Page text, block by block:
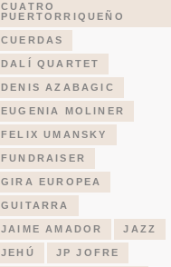
CUATRO
PUERTORRIQUEÑO
CUERDAS
DALÍ QUARTET
DENIS AZABAGIC
EUGENIA MOLINER
FELIX UMANSKY
FUNDRAISER
GIRA EUROPEA
GUITARRA
JAIME AMADOR JAZZ
JEHÚ JP JOFRE